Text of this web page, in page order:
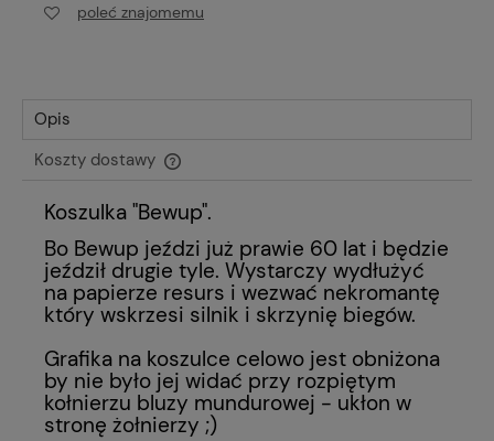
poleć znajomemu
Opis
Koszty dostawy
Cena nie zawiera ewentualnych kosztów płatności
Koszulka "Bewup".
Bo Bewup jeździ już prawie 60 lat i będzie
jeździł drugie tyle. Wystarczy wydłużyć
na papierze resurs i wezwać nekromantę
który wskrzesi silnik i skrzynię biegów.
Grafika na koszulce celowo jest obniżona
by nie było jej widać przy rozpiętym
kołnierzu bluzy mundurowej - ukłon w
stronę żołnierzy ;)